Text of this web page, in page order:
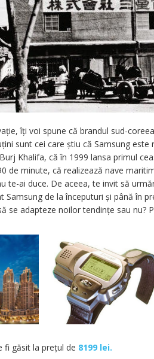
îți voi spune că brandul sud-
sunt cei care știu că Samsung
Khalifa, că în 1999 lansa primul
de minute, că realizează nave
te-ai duce. De aceea, te invit să
Samsung de la începuturi și până în
se adapteze noilor tendințe sau nu?
fi găsit la prețul de 8199 lei.